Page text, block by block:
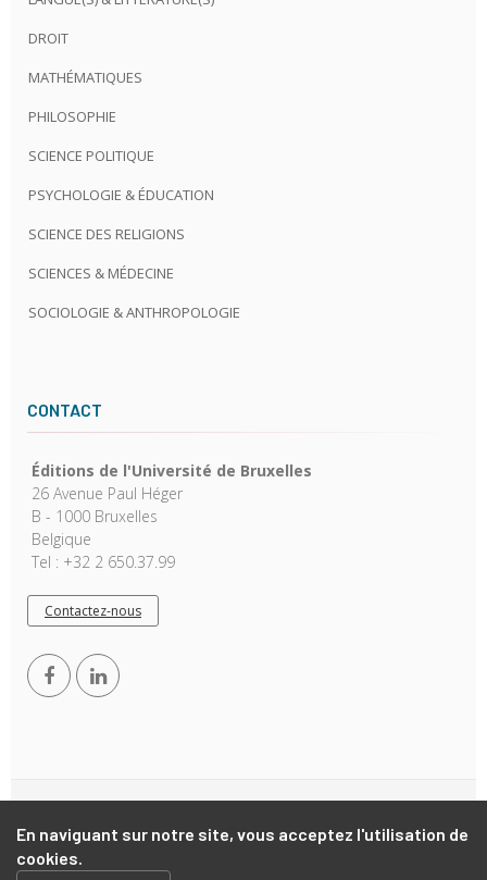
En naviguant sur notre site, vous acceptez l'utilisation de
cookies.
DROIT
MATHÉMATIQUES
PHILOSOPHIE
SCIENCE POLITIQUE
PSYCHOLOGIE & ÉDUCATION
SCIENCE DES RELIGIONS
SCIENCES & MÉDECINE
SOCIOLOGIE & ANTHROPOLOGIE
CONTACT
Éditions de l'Université de Bruxelles
26 Avenue Paul Héger
B - 1000 Bruxelles
Belgique
Tel : +32 2 650.37.99
Contactez-nous
Reserved